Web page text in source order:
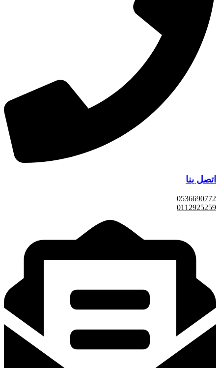
اتصل بنا
0536690772
0112925259